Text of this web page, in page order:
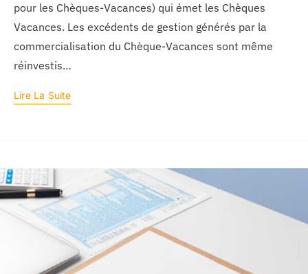
pour les Chèques-Vacances) qui émet les Chèques
Vacances. Les excédents de gestion générés par la
commercialisation du Chèque-Vacances sont même
réinvestis…
Lire La Suite